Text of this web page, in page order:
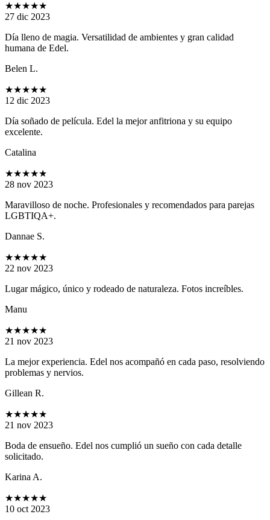
★★★★★
27 dic 2023
Día lleno de magia. Versatilidad de ambientes y gran calidad
humana de Edel.
Belen L.
★★★★★
12 dic 2023
Día soñado de película. Edel la mejor anfitriona y su equipo
excelente.
Catalina
★★★★★
28 nov 2023
Maravilloso de noche. Profesionales y recomendados para parejas
LGBTIQA+.
Dannae S.
★★★★★
22 nov 2023
Lugar mágico, único y rodeado de naturaleza. Fotos increíbles.
Manu
★★★★★
21 nov 2023
La mejor experiencia. Edel nos acompañó en cada paso, resolviendo
problemas y nervios.
Gillean R.
★★★★★
21 nov 2023
Boda de ensueño. Edel nos cumplió un sueño con cada detalle
solicitado.
Karina A.
★★★★★
10 oct 2023